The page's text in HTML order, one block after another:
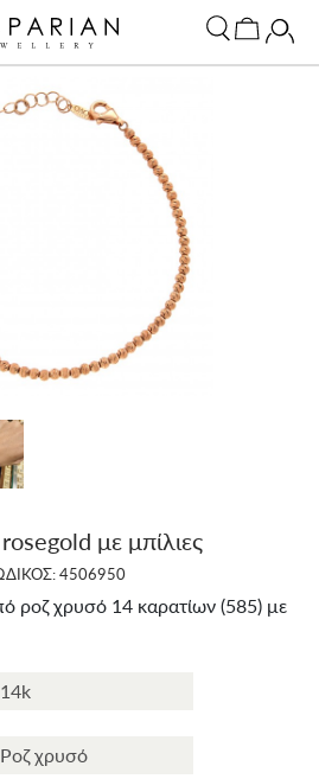
με μπίλιες
4506950
ροζ χρυσό 14 καρατίων (585) με